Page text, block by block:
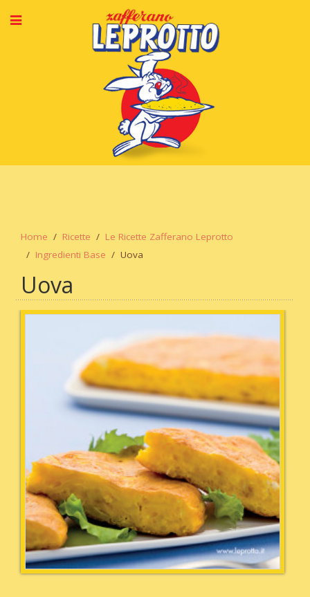
Home Ricette
Le Ricette Zafferano Leprotto
Ingredienti Base
Uova
Uova